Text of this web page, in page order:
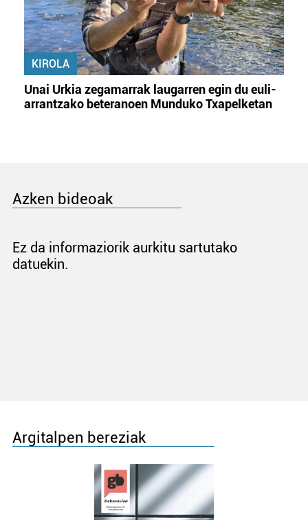
KIROLA
Unai Urkia zegamarrak laugarren egin du euli-
arrantzako beteranoen Munduko Txapelketan
Azken bideoak
Ez da informaziorik aurkitu sartutako
datuekin.
Argitalpen bereziak